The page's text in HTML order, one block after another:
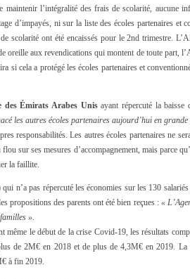
l’intégralité des frais de scolarité, aucune
d’impayés, ni sur la liste des écoles partenaires et
scolarité ont été encaissés pour le 2nd trimestre.
oreille aux revendications qui montent de toute part,
si cela a protégé les écoles partenaires et
des Émirats Arabes Unisayant répercuté la baisse
les autres écoles partenaires aujourd’hui en
responsabilités. Les autres écoles partenaires ne
sur ses mesures d’accompagnement, mais parce
la faillite.
n’a pas répercuté les économies sur les 130
propositions des parents ont été bien reçues : «
».
même le début de la crise Covid-19, les résultats
de 2M€ en 2018 et de plus de 4,3M€ en 2019. La
à fin 2019.